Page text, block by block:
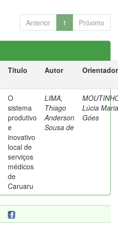
Anterior 1 Próximo
Título Autor Orientador
O
sistema
produtivo
e
inovativo
local de
serviços
médicos
de
Caruaru
LIMA,
Thiago
Anderson
Sousa de
Lúcia Maria
Góes